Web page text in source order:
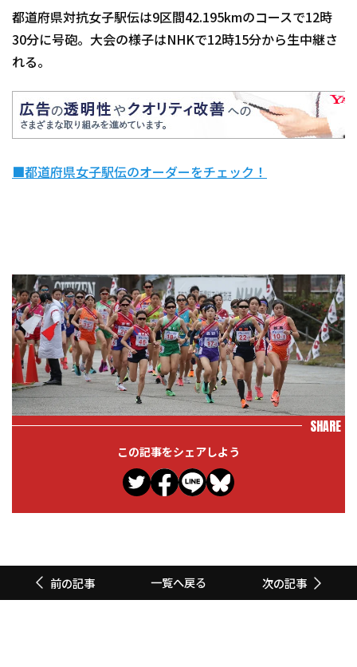
都道府県対抗女子駅伝は9区間42.195kmのコースで12時
30分に号砲。大会の様子はNHKで12時15分から生中継さ
れる。
■都道府県女子駅伝のオーダーをチェック！
SHARE
この記事をシェアしよう
前の記事 一覧へ戻る 次の記事